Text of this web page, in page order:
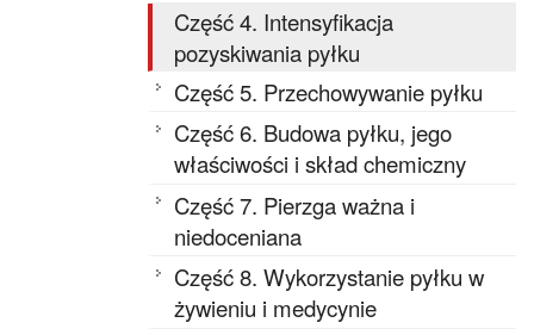
Część 4. Intensyfikacja
pozyskiwania pyłku
Część 5. Przechowywanie pyłku
Część 6. Budowa pyłku, jego
właściwości i skład chemiczny
Część 7. Pierzga ważna i
niedoceniana
Część 8. Wykorzystanie pyłku w
żywieniu i medycynie